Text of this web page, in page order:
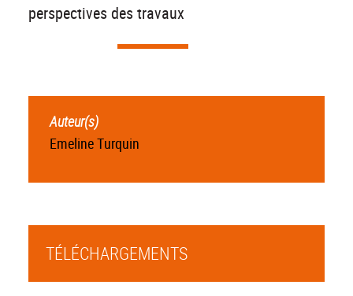
perspectives des travaux
Auteur(s)
Emeline Turquin
TÉLÉCHARGEMENTS